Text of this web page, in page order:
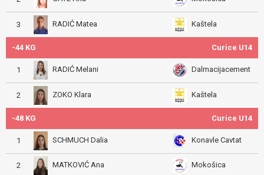
3 RADIĆ Matea Kaštela
-44 KG Curice U14
1 RADIĆ Melani Dalmacijacement
2 ZOKO Klara Kaštela
-48 KG Curice U14
1 SCHMUCH Dalia Konavle Cavtat
2 MATKOVIĆ Ana Mokošica